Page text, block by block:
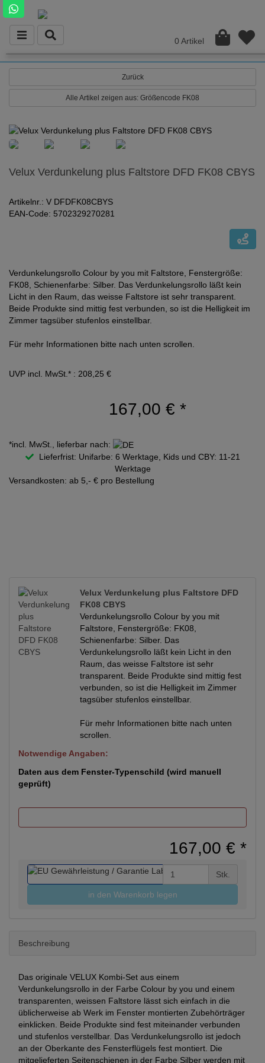
0 Artikel
Zurück
Alle Artikel zeigen aus: Größencode FK08
Velux Verdunkelung plus Faltstore DFD FK08 CBYS
Artikelnr.: V DFDFK08CBYS
EAN-Code: 5702329270281
Verdunkelungsrollo Colour by you mit Faltstore, Fenstergröße:
FK08, Schienenfarbe: Silber. Das Verdunkelungsrollo läßt kein
Licht in den Raum, das weisse Faltstore ist sehr transparent.
Beide Produkte sind mittig fest verbunden, so ist die Helligkeit im
Zimmer tagsüber stufenlos einstellbar.
Für mehr Informationen bitte nach unten scrollen.
UVP incl. MwSt.* : 208,25 €
167,00 € *
*incl. MwSt., lieferbar nach:
Lieferfrist: Unifarbe: 6 Werktage, Kids und CBY: 11-21
Werktage
Versandkosten: ab 5,- € pro Bestellung
Velux Verdunkelung plus Faltstore DFD
FK08 CBYS
Verdunkelungsrollo Colour by you mit
Faltstore, Fenstergröße: FK08,
Schienenfarbe: Silber. Das
Verdunkelungsrollo läßt kein Licht in den
Raum, das weisse Faltstore ist sehr
transparent. Beide Produkte sind mittig fest
verbunden, so ist die Helligkeit im Zimmer
tagsüber stufenlos einstellbar.
Für mehr Informationen bitte nach unten
scrollen.
Notwendige Angaben:
Daten aus dem Fenster-Typenschild (wird manuell
geprüft)
167,00 € *
Stk.
in den Warenkorb legen
Beschreibung
Das originale VELUX Kombi-Set aus einem
Verdunkelungsrollo in der Farbe Colour by you und einem
transparenten, weissen Faltstore lässt sich einfach in die
üblicherweise ab Werk im Fenster montierten Zubehörträger
einklicken. Beide Produkte sind fest miteinander verbunden
und stufenlos verstellbar. Das Verdunkelungsrollo ist jedoch
an der Oberkante des Fensterflügels fest montiert. Die
mitgelieferten Seitenschienen in der Farbe Silber werden mit